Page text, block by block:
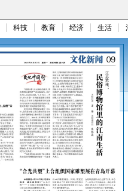
科技 教育 经济 生活